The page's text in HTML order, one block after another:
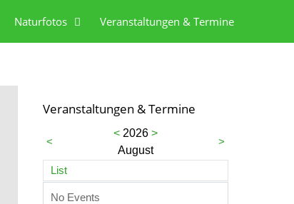
Naturfotos Veranstaltungen & Termine
Veranstaltungen & Termine
<
< 2026 >
August
>
List
No Events